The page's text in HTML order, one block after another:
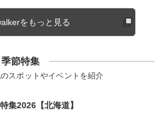
をもっと見る
季節特集
スポットやイベントを紹介
集2026【北海道】